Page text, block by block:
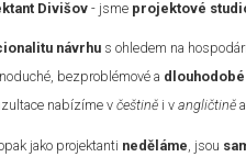
Divišov- jsme projektové
návrhu s ohledem na
bezproblémové a
nabízíme včeštině i vangličtině
jako projektanti neděláme , jsou